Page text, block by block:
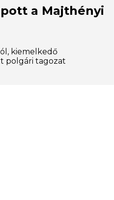
a Majthényi
kiemelkedő
polgári tagozat